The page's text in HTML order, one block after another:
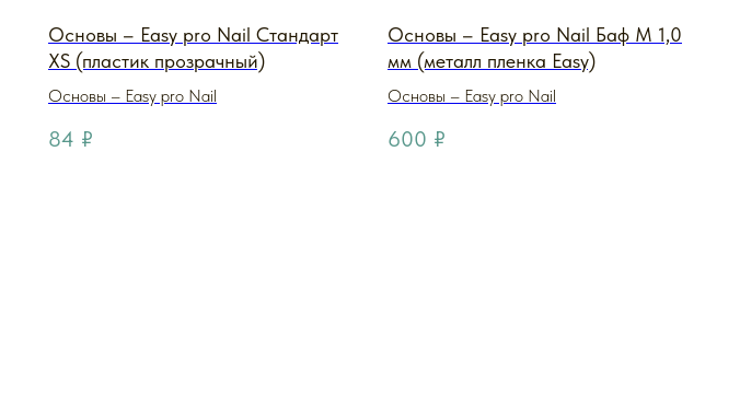
Основы – Easy pro Nail Стандарт
XS (пластик прозрачный)
Основы – Easy pro Nail
84 ₽
Основы – Easy pro Nail Баф M 1,0
мм (металл пленка Easy)
Основы – Easy pro Nail
600 ₽